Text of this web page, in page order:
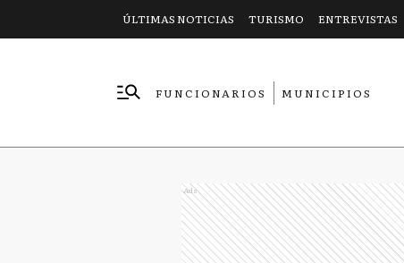
ÚLTIMAS NOTICIAS TURISMO ENTREVISTAS
FUNCIONARIOS
MUNICIPIOS
Ads